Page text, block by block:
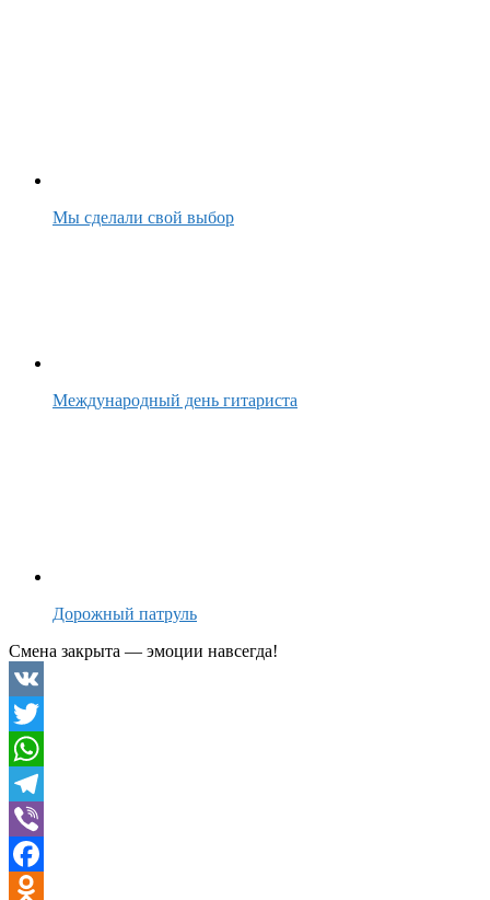
Мы сделали свой выбор
Международный день гитариста
Дорожный патруль
Смена закрыта — эмоции навсегда!
VK
Twitter
WhatsApp
Telegram
Viber
Facebook